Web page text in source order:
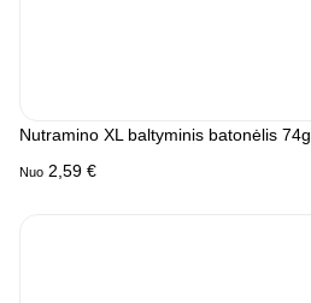
Nutramino XL baltyminis batonėlis 74g
Nuo 2,59 €